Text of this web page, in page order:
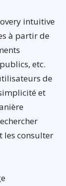
intuitive
à partir de
etc.
de
et
les consulter